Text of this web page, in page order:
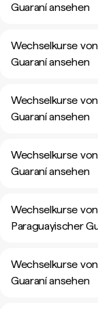
Guaraní ansehen
Wechselkurse
Guaraní ansehen
Wechselkurse
Guaraní ansehen
Wechselkurse
Guaraní ansehen
Wechselkurse
Paraguayischer
Wechselkurse
Guaraní ansehen